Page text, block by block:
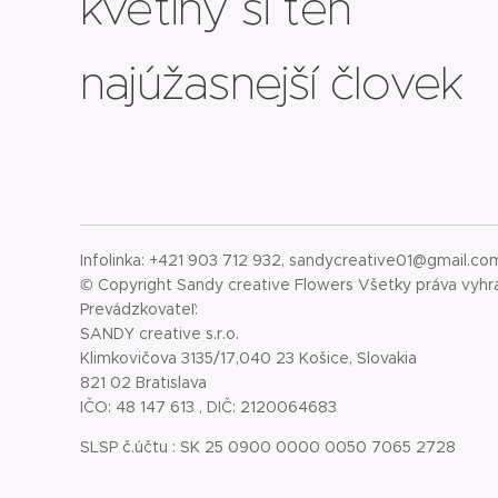
najúžasnejší človek
Infolinka: +421 903 712 932,
© Copyright Sandy creative Flowers Všetky práva
Prevádzkovateľ:
SANDY creative s.r.o.
Klimkovičova 3135/17,040 23 Košice, Slovakia
821 02 Bratislava
IČO: 48 147 613 , DIČ: 2120064683
SLSP č.účtu : SK 25 0900 0000 0050 7065 2728